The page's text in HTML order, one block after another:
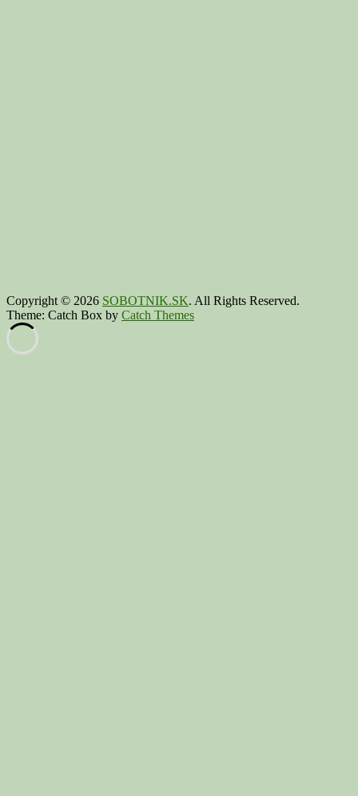
Copyright © 2026 SOBOTNIK.SK. All Rights Reserved.
Theme: Catch Box by Catch Themes
Scroll
Up